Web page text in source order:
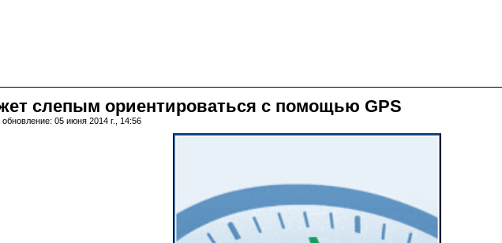
слепым ориентироваться с помощью GPS
05 июня 2014 г., 14:56